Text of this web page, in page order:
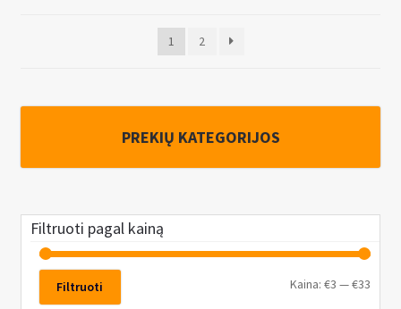
1 2
PREKIŲ KATEGORIJOS
Filtruoti pagal kainą
Filtruoti Kaina:€3 —€33